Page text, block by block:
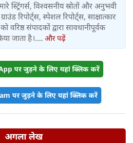
स्ट्रिंगर्स, विश्वसनीय स्रोतों और अनुभवी
रिपोर्ट्स, स्पेशल रिपोर्ट्स, साक्षात्कार
संपादकों द्वारा सावधानीपूर्वक
जाता है।.... और पढ़ें
पर जुड़ने के लिए यहां क्लिक करें
पर जुड़ने के लिए यहां क्लिक करें
अगला लेख